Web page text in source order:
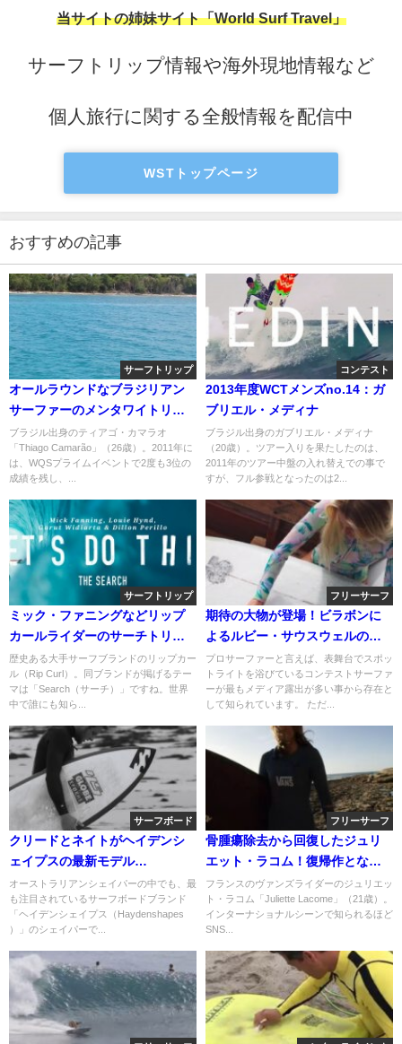
当サイトの姉妹サイト「World Surf Travel」
サーフトリップ情報や海外現地情報など
個人旅行に関する全般情報を配信中
WSTトップページ
おすすめの記事
サーフトリップ
オールラウンドなブラジリアン
サーファーのメンタワイトリッ
プ：ティアゴ・カマラオ
ブラジル出身のティアゴ・カマラオ
「Thiago Camarão」（26歳）。2011年に
は、WQSプライムイベントで2度も3位の
成績を残し、...
コンテスト
2013年度WCTメンズno.14：ガ
ブリエル・メディナ
ブラジル出身のガブリエル・メディナ
（20歳）。ツアー入りを果たしたのは、
2011年のツアー中盤の入れ替えでの事で
すが、フル参戦となったのは2...
サーフトリップ
ミック・ファニングなどリップ
カールライダーのサーチトリッ
プ＠インドネシア
歴史ある大手サーフブランドのリップカー
ル（Rip Curl）。同ブランドが掲げるテー
マは「Search（サーチ）」ですね。世界
中で誰にも知ら...
フリーサーフ
期待の大物が登場！ビラボンに
よるルビー・サウスウェルのウ
ェルカム動画
プロサーファーと言えば、表舞台でスポッ
トライトを浴びているコンテストサーファ
ーが最もメディア露出が多い事から存在と
して知られています。 ただ...
サーフボード
クリードとネイトがヘイデンシ
ェイプスの最新モデル
「Untitled」をテストライド
オーストラリアンシェイパーの中でも、最
も注目されているサーフボードブランド
「ヘイデンシェイプス（Haydenshapes
）」のシェイパーで...
フリーサーフ
骨腫瘍除去から回復したジュリ
エット・ラコム！復帰作となる
フリーサーフ動画
フランスのヴァンズライダーのジュリエッ
ト・ラコム「Juliette Lacome」（21歳）。
インターナショナルシーンで知られるほど
SNS...